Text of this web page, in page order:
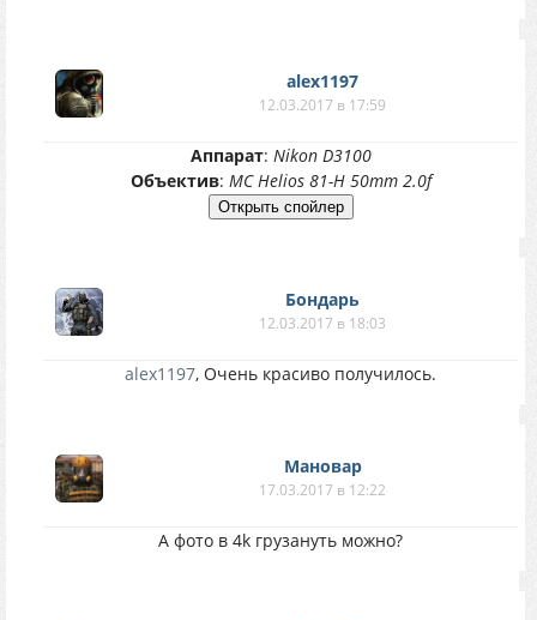
alex1197
12.03.2017 в 17:59
Аппарат: Nikon D3100
Объектив: MC Helios 81-H 50mm 2.0f
Бондарь
12.03.2017 в 18:03
alex1197, Очень красиво получилось.
Мановар
17.03.2017 в 12:22
А фото в 4k грузануть можно?